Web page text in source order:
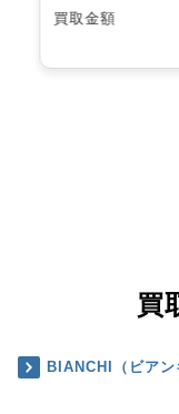
買取金額
買
BIANCHI（ビアン